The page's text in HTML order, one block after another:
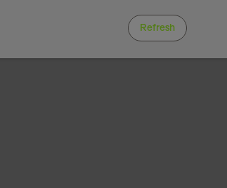
Refresh